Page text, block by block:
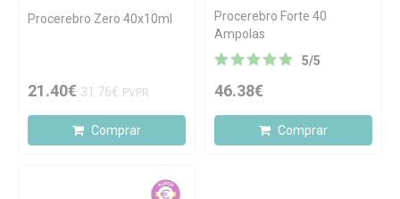
Procerebro Zero 40x10ml
21.40€ 31.76€ PVPR
Comprar
Procerebro Forte 40
Ampolas
5/5
46.38€
Comprar